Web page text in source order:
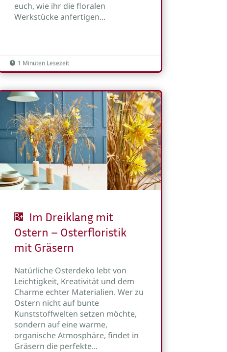
euch, wie ihr die floralen
Werkstücke anfertigen...
 1 Minuten Lesezeit
Im Dreiklang mit
Ostern – Osterfloristik
mit Gräsern
Natürliche Osterdeko lebt von
Leichtigkeit, Kreativität und dem
Charme echter Materialien. Wer zu
Ostern nicht auf bunte
Kunststoffwelten setzen möchte,
sondern auf eine warme,
organische Atmosphäre, findet in
Gräsern die perfekte...